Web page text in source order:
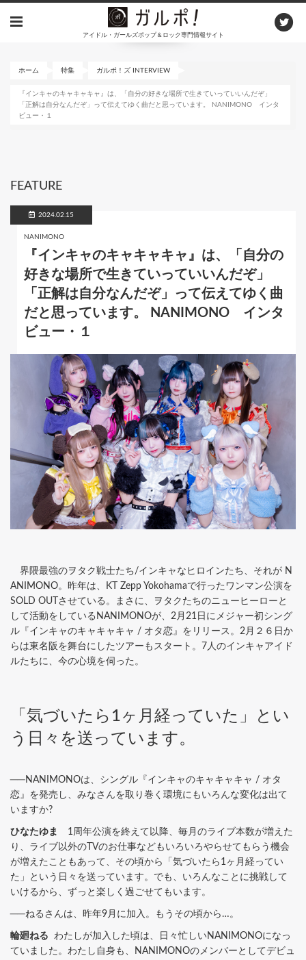
アイドル・ガールズポップ＆ロック専門情報サイト
ホーム 特集 ガルポ！ズ INTERVIEW
『インキャのキャキャキャ』は、「自分の好きな場所で生きていっていいんだぞ」
「正解は自分なんだぞ」って伝えてゆく曲だと思っています。 NANIMONO インタ
ビュー・１
FEATURE
2024.02.15
NANIMONO
『インキャのキャキャキャ』は、「自分の
好きな場所で生きていっていいんだぞ」
「正解は自分なんだぞ」って伝えてゆく曲
だと思っています。 NANIMONO インタ
ビュー・１
界隈最強のヲタク戦士たち/インキャなヒロインたち、それが N
ANIMONO。昨年は、KT Zepp Yokohamaで行ったワンマン公演を
SOLD OUTさせている。まさに、ヲタクたちのニューヒーローと
して活動をしているNANIMONOが、2月21日にメジャー初シング
ル『インキャのキャキャキャ / オタ恋』をリリース。2月２６日か
らは東名阪を舞台にしたツアーもスタート。7人のインキャアイド
ルたちに、今の心境を伺った。
「気づいたら1ヶ月経っていた」とい
う日々を送っています。
──NANIMONOは、シングル『インキャのキャキャキャ / オタ
恋』を発売し、みなさんを取り巻く環境にもいろんな変化は出て
いますか?
ひなたゆま
1周年公演を終えて以降、毎月のライブ本数が増えた
り、ライブ以外のTVのお仕事などもいろいろやらせてもらう機会
が増えたこともあって、その頃から「気づいたら1ヶ月経ってい
た」という日々を送っています。でも、いろんなことに挑戦して
いけるから、ずっと楽しく過ごせてもいます。
──ねるさんは、昨年9月に加入。もうその頃から…。
輪廻ねる わたしが加入した頃は、日々忙しいNANIMONOになっ
ていました。わたし自身も、NANIMONOのメンバーとしてデビュ